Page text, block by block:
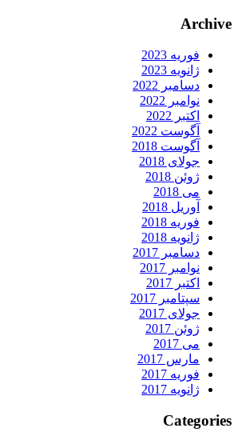
فوریه 2023
ژانویه 2023
دسامبر 2022
نوامبر 2022
اکتبر 2022
آگوست 2022
آگوست 2018
جولای 2018
ژوئن 2018
می 2018
آوریل 2018
فوریه 2018
ژانویه 2018
دسامبر 2017
نوامبر 2017
اکتبر 2017
سپتامبر 2017
جولای 2017
ژوئن 2017
می 2017
مارس 2017
فوریه 2017
ژانویه 2017